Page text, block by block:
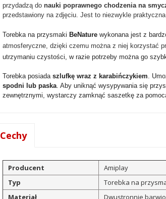
przydadzą donauki poprawnego chodzenia na
przedstawiony na zdjęciu. Jest to niezwykle
Torebka na przysmaki BeNature wykonana jest z
atmosferyczne, dzięki czemu można z niej korzystać
utrzymaniu czystości, w razie potrzeby można go
Torebka posiadaszlufkę wraz z karabińczykiem.
spodni lub paska. Aby uniknąć wysypywania się
zewnętrznymi, wystarczy zamknąć saszetkę za
Cechy
Producent
Amiplay
Typ
Torebka na
Materiał
Dwustronnie